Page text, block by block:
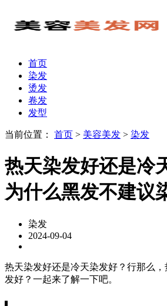
首页
染发
烫发
卷发
发型
当前位置： 首页 > 美容美发 > 染发
热天染发好还是冷
为什么黑发不建议
染发
2024-09-04
热天染发好还是冷天染发好？行那么
发好？一起来了解一下吧。